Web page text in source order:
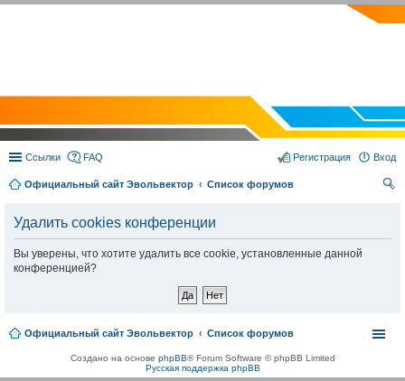
Ссылки FAQ Вход
Регистрация
Официальный сайт Эвольвектор
Список форумов
Удалить cookies конференции
Вы уверены, что хотите удалить все cookie, установленные данной
конференцией?
Официальный сайт Эвольвектор Список форумов
Создано на основе phpBB® Forum Software © phpBB Limited
Русская поддержка phpBB